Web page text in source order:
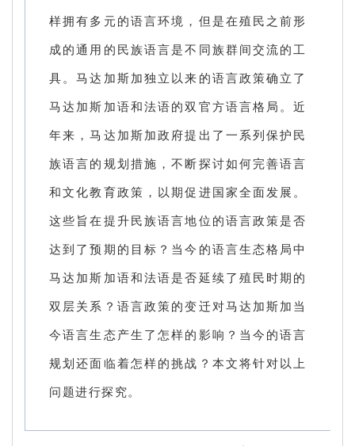
样拥有多元的语言环境，但是在殖民之前形
成的通用的民族语言是不同族群间交流的工
具。马达加斯加独立以来的语言政策确立了
马达加斯加语和法语的双官方语言格局。近
年来，马达加斯加政府提出了一系列保护民
族语言的规划措施，不断探讨如何完善语言
和文化教育政策，以期促进国家全面发展。
这些旨在提升民族语言地位的语言政策是否
达到了预期的目标？当今的语言生态格局中
马达加斯加语和法语是否延续了殖民时期的
双层关系？语言政策的变迁对马达加斯加当
今语言生态产生了怎样的影响？当今的语言
规划还面临着怎样的挑战？本文将针对以上
问题进行探究。